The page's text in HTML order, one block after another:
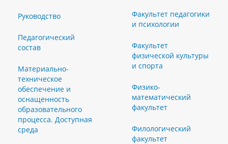
Руководство
Педагогический
состав
Материально-
техническое
обеспечение и
оснащенность
образовательного
процесса. Доступная
среда
Факультет педагогики
и психологии
Факультет
физической культуры
и спорта
Физико-
математический
факультет
Филологический
факультет